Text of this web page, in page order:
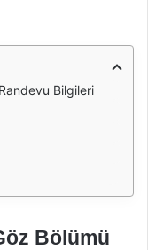
Bilgileri
Bölümü